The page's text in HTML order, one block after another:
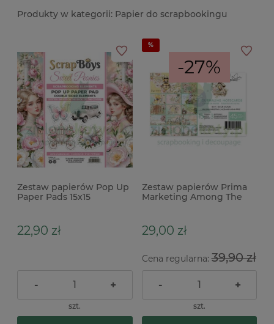
Papier do scrapbookingu
Zestaw papierów Pop Up
Paper Pads 15x15
22,90 zł
- +
szt.
-27%
Zestaw papierów Prima
Marketing Among The
29,00 zł
Cena regularna:39,90 zł
- +
szt.